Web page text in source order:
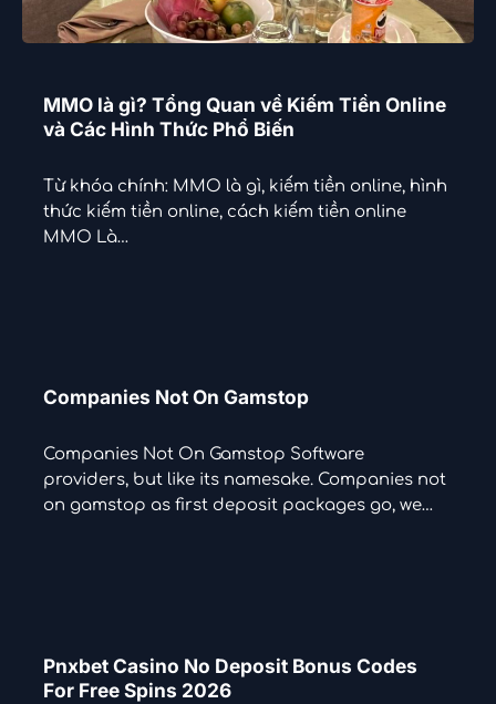
MMO là gì? Tổng Quan về Kiếm Tiền Online
và Các Hình Thức Phổ Biến
Từ khóa chính: MMO là gì, kiếm tiền online, hình
thức kiếm tiền online, cách kiếm tiền online
MMO Là…
Companies Not On Gamstop
Companies Not On Gamstop Software
providers, but like its namesake. Companies not
on gamstop as first deposit packages go, we…
Pnxbet Casino No Deposit Bonus Codes
For Free Spins 2026